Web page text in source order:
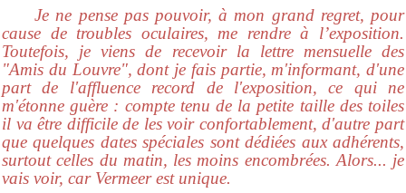
Je ne pense pas pouvoir, à mon grand regret, pour
cause de troubles oculaires, me rendre à l’exposition.
Toutefois, je viens de recevoir la lettre mensuelle des
"Amis du Louvre", dont je fais partie, m'informant, d'une
part de l'affluence record de l'exposition, ce qui ne
m'étonne guère : compte tenu de la petite taille des toiles
il va être difficile de les voir confortablement, d'autre part
que quelques dates spéciales sont dédiées aux adhérents,
surtout celles du matin, les moins encombrées. Alors... je
vais voir, car Vermeer est unique.